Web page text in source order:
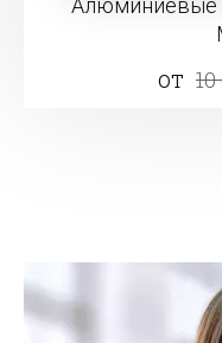
Алюминиевые
от